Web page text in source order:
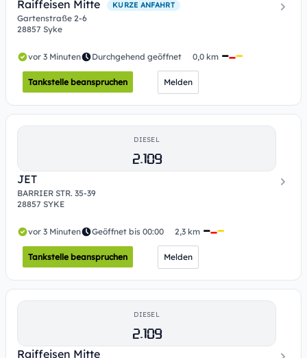
Raiffeisen Mitte KURZE ANFAHRT
Gartenstraße 2-6
28857 Syke
vor 3 Minuten Durchgehend geöffnet 0,0 km
Tankstelle beanspruchen Melden
DIESEL
2.109
JET
BARRIER STR. 35-39
28857 SYKE
vor 3 Minuten Geöffnet bis 00:00 2,3 km
Tankstelle beanspruchen Melden
DIESEL
2.109
Raiffeisen Mitte